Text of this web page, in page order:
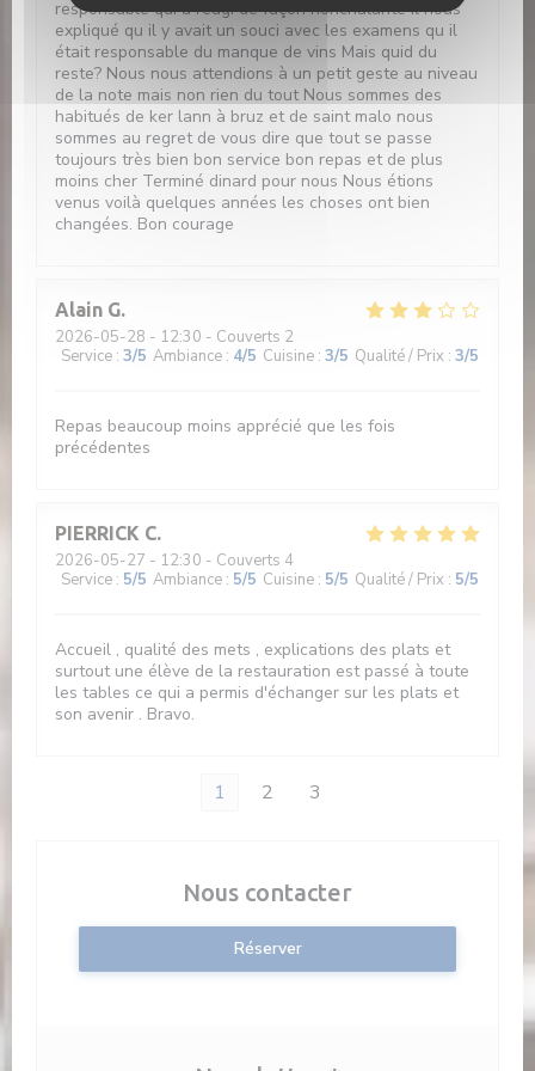
responsable qui a réagi de façon nonchalante il nous
expliqué qu il y avait un souci avec les examens qu il
était responsable du manque de vins Mais quid du
reste? Nous nous attendions à un petit geste au niveau
de la note mais non rien du tout Nous sommes des
habitués de ker lann à bruz et de saint malo nous
sommes au regret de vous dire que tout se passe
toujours très bien bon service bon repas et de plus
moins cher Terminé dinard pour nous Nous étions
venus voilà quelques années les choses ont bien
changées. Bon courage
Alain G
2026-05-28 - 12:30 - Couverts 2
Service : 3/5 Ambiance : 4/5 Cuisine : 3/5 Qualité / Prix : 3/5
Repas beaucoup moins apprécié que les fois
précédentes
PIERRICK C
2026-05-27 - 12:30 - Couverts 4
Service : 5/5 Ambiance : 5/5 Cuisine : 5/5 Qualité / Prix : 5/5
Accueil , qualité des mets , explications des plats et
surtout une élève de la restauration est passé à toute
les tables ce qui a permis d'échanger sur les plats et
son avenir . Bravo.
1 2 3
Nous contacter
Réserver